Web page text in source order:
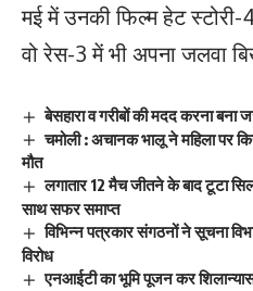
मई में उनकी फिल्म हेट
वो रेस-3 में भी अपना जलवा
बेसहारा व गरीबों की मदद करना
चमोली : अचानक भालू ने महिला पर
मौत
लगातार 12 मैच जीतने के बाद टूटा
साथ सफर समाप्त
विभिन्न पत्रकार संगठनों ने सूचना
विरोध
एनआईटी का भूमि पूजन कर